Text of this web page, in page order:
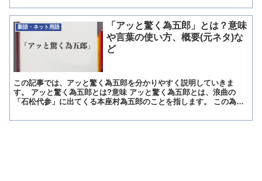
新語・ネット用語
「アッと驚く為五郎」とは？意味
や言葉の使い方、概要(元ネタ)な
ど
この記事では、アッと驚く為五郎を分かりやすく説明していきま
す。 アッと驚く為五郎とは?意味 アッと驚く為五郎とは、浪曲の
「石松代参」に出てくる本座村為五郎のことを指します。 この為五